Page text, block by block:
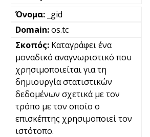
_gid
os.tc
Καταγράφει ένα
μοναδικό αναγνωριστικό που
χρησιμοποιείται για τη
δημιουργία στατιστικών
δεδομένων σχετικά με τον
τρόπο με τον οποίο ο
επισκέπτης χρησιμοποιεί τον
ιστότοπο.